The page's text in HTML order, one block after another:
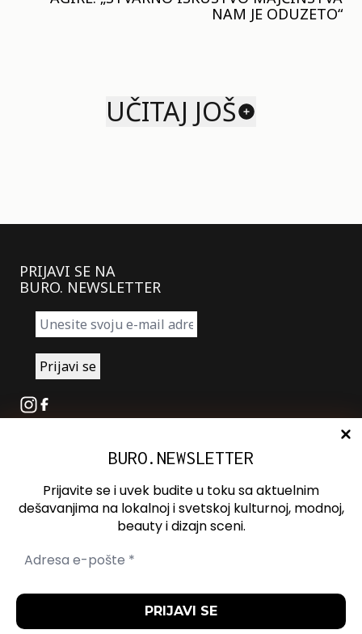
NAM JE ODUZETO“
UČITAJ JOŠ
PRIJAVI SE NA
BURO. NEWSLETTER
Instagram
Facebook
Oglašavanje
Kontakt
Spotify
BURO.NEWSLETTER
Prijavite se i uvek budite u toku sa aktuelnim
dešavanjima na lokalnoj i svetskoj kulturnoj, modnoj,
beauty i dizajn sceni.